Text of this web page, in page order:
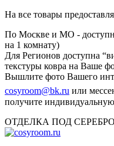
На все товары
По Москве и МО -
на 1 комнату)
Для Регионов доступна
текстуры ковра на Ваше
Вышлите фото Вашего
cosyroom@bk.ru или
получите
ОТДЕЛКА ПОД